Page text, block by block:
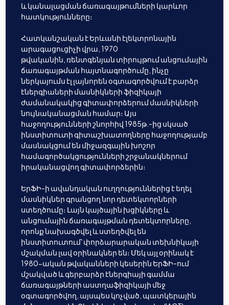
և կանալացման ճառագայթումների կարևոր
հատկությունները։
Հատկանշական է Երևանի էլեկտրոնային
արագացուցիչի վրա, 1970
թվականին, ռենտգենյան տիրույթում անցումային
ճառագայթման հայտնագործումը, ինչը
ներկայումս էլ լայնորեն օգտագործվում է բարձր
էներգիաների մասնիկների ֆիզիկայի
ժամանակակից գիտափորձերում մասնիկների
նույնականացման համար։ Այս
հաջողությունների շնորհիվ 1985թ.-ից սկսած
ինստիտուտի գիտաշխատողները հաջողությամբ
մասնակցում են միջազգային խոշոր
համագործակցությունների շրջանակներում
իրականացվող գիտափորձերին։
ԵրՖԻ-ի ավանդական ուղղություններից է եղել
մասնիկներ գրանցող նոր դետեկտորների
ստեղծումը։ Լայն կայծային խցիկները և
անցումային ճառագայթման դետեկտորները,
որոնք նախագծվել և ստեղծվել են
ինստիտուտում՝ փորձարարական տեխնիկայի
մշակման լավ օրինակներ են։ Մեկ այլ օրինակ է
1980-ական թվականների կեսերին ԵրՖԻ-ում
մշակված և գերբարձր էներգիայի գամմա
ճառագայթների աստղաֆիզիկայի մեջ
օգտագործվող, այսպես կոչված, պատկերային